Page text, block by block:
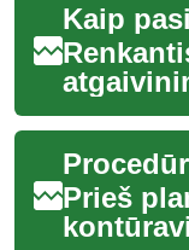
Prieš